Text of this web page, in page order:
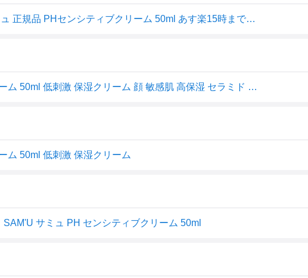
【まとめ買いで最大800円割引】サミュ 正規品 PHセンシティブクリーム 50ml あす楽15時まで当日発送可 SAM'U 保湿クリーム 毛穴ケア 乾燥肌 敏感肌 弱酸性 低刺激 韓国コスメ SAMU
SAM'U(サミュ) PHセンシティブクリーム 50ml 低刺激 保湿クリーム 顔 敏感肌 高保湿 セラミド ヒアルロン酸 シカ 肌バリア 乾燥肌 乾燥対策 韓国スキンケア フェイスクリーム 水分クリーム べたつかない オールシーズン 【公式/正規品】 [並行輸入品]
ム 50ml 低刺激 保湿クリーム
サミュ PH センシティブクリーム 50ml